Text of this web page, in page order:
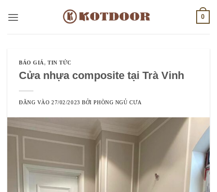
qua
0
BÁO GIÁ,TIN TỨC
Cửa nhựa composite tại Trà Vinh
ĐĂNG VÀO27/02/2023 BỞIPHÒNG NGỦ CƯA